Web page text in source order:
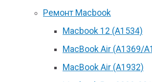
Ремонт Macbook
Macbook 12 (А1534)
MacBook Air (A1369/
MacBook Air (A1932)